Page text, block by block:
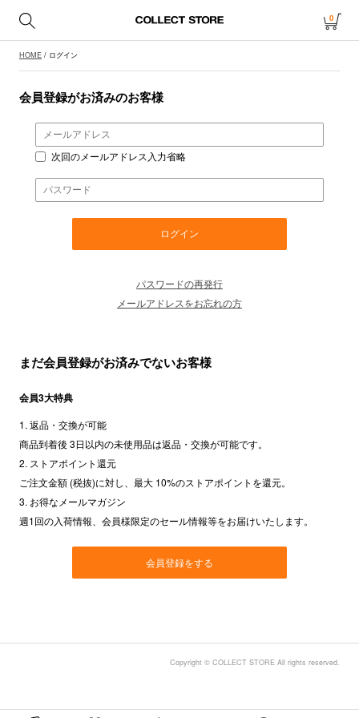
0
HOME / ログイン
会員登録がお済みのお客様
次回のメールアドレス入力省略
パスワードの再発行
メールアドレスをお忘れの方
まだ会員登録がお済みでないお客様
会員3大特典
1. 返品・交換が可能
商品到着後 3日以内の未使用品は返品・交換が可能です。
2. ストアポイント還元
ご注文金額 (税抜)に対し、最大 10%のストアポイントを還元。
3. お得なメールマガジン
週1回の入荷情報、会員様限定のセール情報等をお届けいたします。
会員登録をする
Copyright © COLLECT STORE All rights reserved.